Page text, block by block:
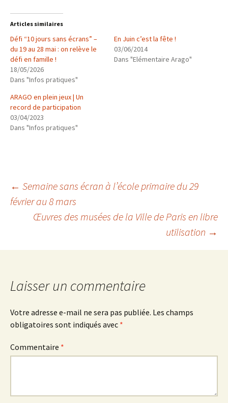
Articles similaires
Défi “10 jours sans écrans” –
du 19 au 28 mai : on relève le
défi en famille !
18/05/2026
Dans "Infos pratiques"
En Juin c’est la fête !
03/06/2014
Dans "Elémentaire Arago"
ARAGO en plein jeux | Un
record de participation
03/04/2023
Dans "Infos pratiques"
Navigation
des
articles
← Semaine sans écran à l’école primaire du 29
février au 8 mars
Œuvres des musées de la Ville de Paris en libre
utilisation →
Laisser un commentaire
Votre adresse e-mail ne sera pas publiée. Les champs
obligatoires sont indiqués avec *
Commentaire *